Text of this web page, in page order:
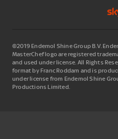
©2019 Endemol Shine Group B.V.
MasterChef logo are registered
and used under license. All Rights
format by Franc Roddam and is
under license from Endemol Shine
Productions Limited.